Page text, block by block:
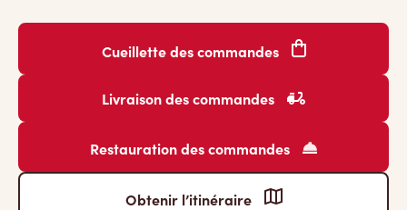
Cueillette des commandes
Livraison des commandes
Restauration des commandes
Obtenir l’itinéraire